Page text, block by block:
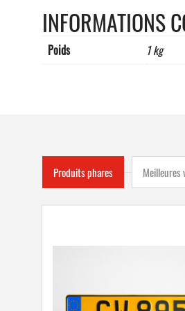
INFORMATIONS
Poids 1 kg
Produits phares Meilleures